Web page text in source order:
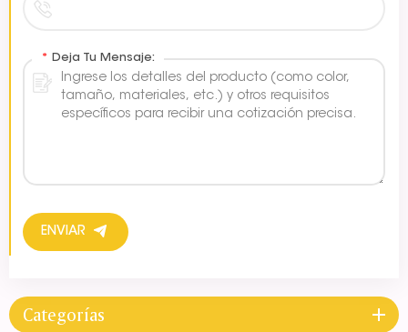
* Deja Tu Mensaje:
ENVIAR
Categorías